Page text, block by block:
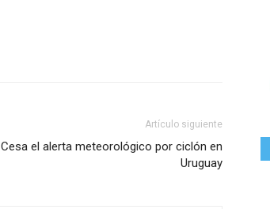
Artículo siguiente
Cesa el alerta meteorológico por ciclón en
Uruguay